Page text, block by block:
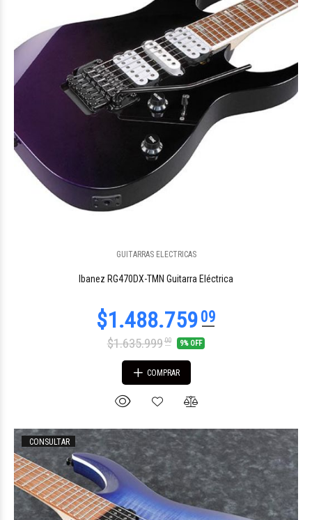
GUITARRAS ELECTRICAS
Ibanez RG470DX-TMN Guitarra Eléctrica
$1.635.99900 9% OFF
COMPRAR
CONSULTAR
$28.755
$1.567.93000